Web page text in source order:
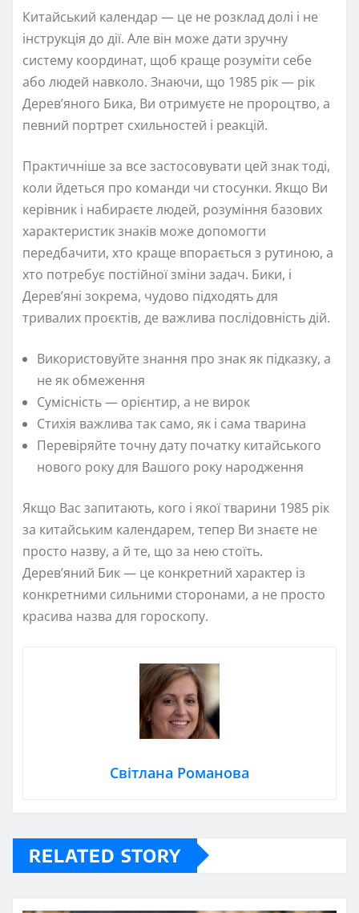
Китайський календар — це не розклад долі і не
інструкція до дії. Але він може дати зручну
систему координат, щоб краще розуміти себе
або людей навколо. Знаючи, що 1985 рік — рік
Дерев’яного Бика, Ви отримуєте не пророцтво, а
певний портрет схильностей і реакцій.
Практичніше за все застосовувати цей знак тоді,
коли йдеться про команди чи стосунки. Якщо Ви
керівник і набираєте людей, розуміння базових
характеристик знаків може допомогти
передбачити, хто краще впорається з рутиною, а
хто потребує постійної зміни задач. Бики, і
Дерев’яні зокрема, чудово підходять для
тривалих проєктів, де важлива послідовність дій.
Використовуйте знання про знак як підказку, а
не як обмеження
Сумісність — орієнтир, а не вирок
Стихія важлива так само, як і сама тварина
Перевіряйте точну дату початку китайського
нового року для Вашого року народження
Якщо Вас запитають, кого і якої тварини 1985 рік
за китайським календарем, тепер Ви знаєте не
просто назву, а й те, що за нею стоїть.
Дерев’яний Бик — це конкретний характер із
конкретними сильними сторонами, а не просто
красива назва для гороскопу.
Світлана Романова
RELATED STORY